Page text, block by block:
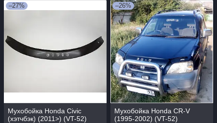
–27%
Мухобойка Honda Civic
(хэтчбэк) (2011>) (VT-52)
–26%
Мухобойка Honda CR-V
(1995-2002) (VT-52)